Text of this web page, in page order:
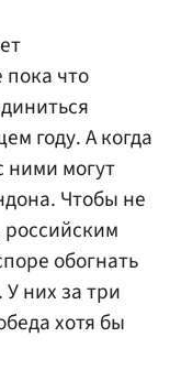
что
году. А когда
ними могут
Чтобы не
российским
обогнать
них за три
хотя бы